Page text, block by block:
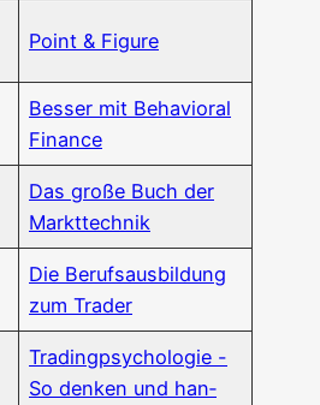
Point & Figure
Bes­ser mit Beha­vi­oral
Finance
Das gro­ße Buch der
Markttechnik
Die Berufs­aus­bil­dung
zum Trader
Tra­ding­psy­cho­lo­gie -
So den­ken und han­